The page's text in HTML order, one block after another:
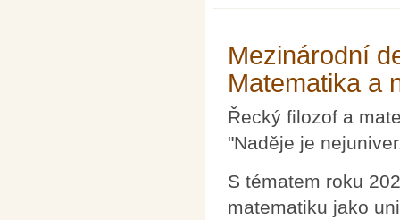
Mezinárodní
Matematika a
Řecký filozof a
"Naděje je
S tématem roku
matematiku jako